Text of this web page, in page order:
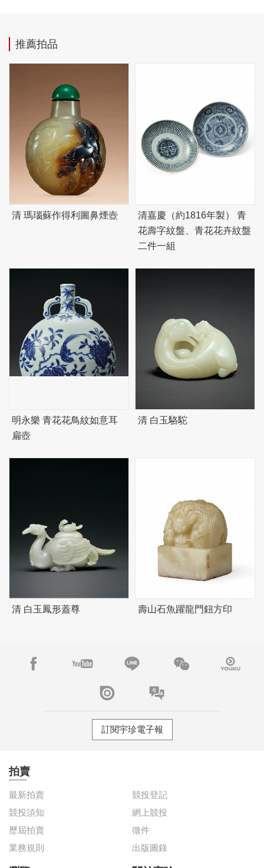
推薦拍品
清 瑪瑙蘇作得利圖鼻煙壺
清嘉慶（約1816年製） 青
花壽字紋盤、青花花卉紋盤
二件一組
明永樂 青花花鳥紋如意耳
扁壺
清 白玉駱駝
清 白玉鳳形蓋尊 壽山石魚躍龍門鈕方印
訂閱宇珍電子報
拍賣
最新拍賣
競投登記
競投須知
網上競投
歷屆拍賣
徵件
業務規則
出版圖錄